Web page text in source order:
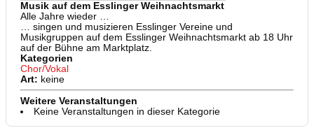
Musik auf dem Esslinger Weihnachtsmarkt
Alle Jahre wieder …
… singen und musizieren Esslinger Vereine und
Musikgruppen auf dem Esslinger Weihnachtsmarkt ab 18 Uhr
auf der Bühne am Marktplatz.
Kategorien
Chor/Vokal
Art: keine
Weitere Veranstaltungen
Keine Veranstaltungen in dieser Kategorie